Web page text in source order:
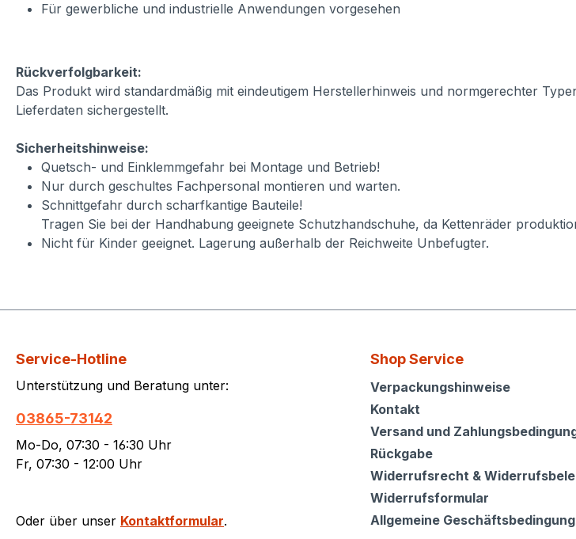
Für gewerbliche und industrielle Anwendungen vorgesehen
Rückverfolgbarkeit:
Das Produkt wird standardmäßig mit eindeutigem Herstellerhinweis und normgerechter
Lieferdaten sichergestellt.
Sicherheitshinweise:
Quetsch- und Einklemmgefahr bei Montage und Betrieb!
Nur durch geschultes Fachpersonal montieren und warten.
Schnittgefahr durch scharfkantige Bauteile!
Tragen Sie bei der Handhabung geeignete Schutzhandschuhe, da Kettenräder
Nicht für Kinder geeignet. Lagerung außerhalb der Reichweite Unbefugter.
Service-Hotline
Unterstützung und Beratung unter:
03865-73142
Mo-Do, 07:30 - 16:30 Uhr
Fr, 07:30 - 12:00 Uhr
Oder über unser Kontaktformular.
Shop Service
Shop Service
Verpackungshinweise
Kontakt
Versand und
Rückgabe
Widerrufsrecht &
Widerrufsformular
Allgemeine